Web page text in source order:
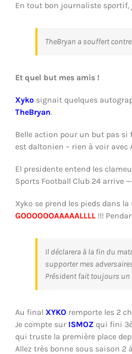
En tout bon journaliste sportif,
TheBryan a souffert
Et quel but mes amis !
Xyko signait quelques
TheBryan.
Belle action pour un but pas si
est daltonien – rien à voir avec
El presidente entend les
Sports Football Club 24 arrive
Xyko se prend les pieds dans
GOOOOOOAAAAALLLL !!!
Il déclarera à la fin du
supporter mes
Président fait toujours un
Au final XYKO remporte les 2
Je compte sur ISMOZ qui fini
qui truste la première place
Allez très bonne sous saison 2